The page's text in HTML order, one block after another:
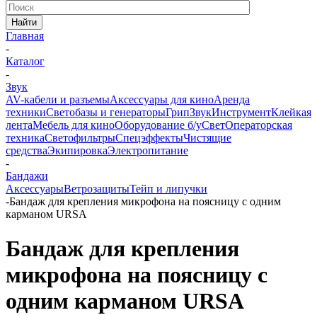
Найти
Главная
-
Каталог
-
Звук
AV-кабели и разъемыАксессуары для киноАренда
техникиСветобазы и генераторыГрипЗвукИнструментКлейкая
лентаМебель для киноОборудование б/уСветОператорская
техникаСветофильтрыСпецэффектыЧистящие
средстваЭкипировкаЭлектропитание
-
Бандажи
АксессуарыВетрозащитыТейп и липучки
-Бандаж для крепления микрофона на поясницу с одним
карманом URSA
Бандаж для крепления
микрофона на поясницу с
одним карманом URSA